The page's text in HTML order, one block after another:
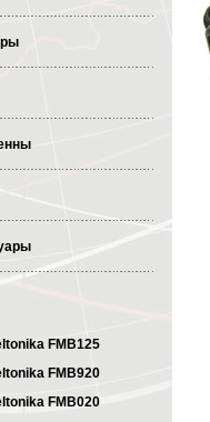
FMB125
FMB920
FMB020